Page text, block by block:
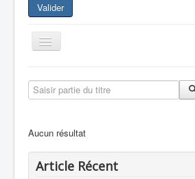
Valider
Toggle
Navigation
Aviation Commerciale
Europespace
Saisir partie du titre
Aucun résultat
Article Récent